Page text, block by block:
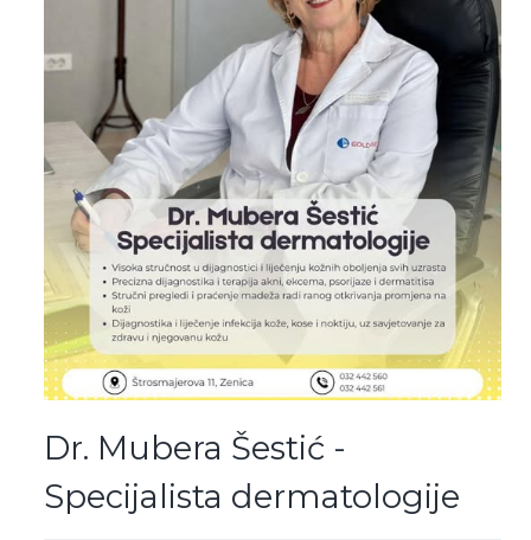
Dr. Mubera Šestić -
Specijalista dermatologije